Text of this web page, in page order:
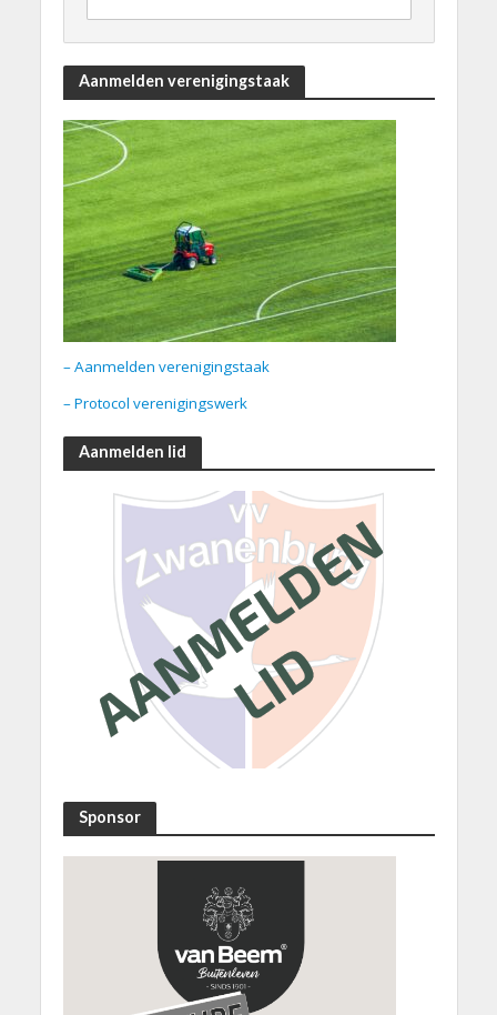
Aanmelden verenigingstaak
– Aanmelden verenigingstaak
– Protocol verenigingswerk
Aanmelden lid
Sponsor